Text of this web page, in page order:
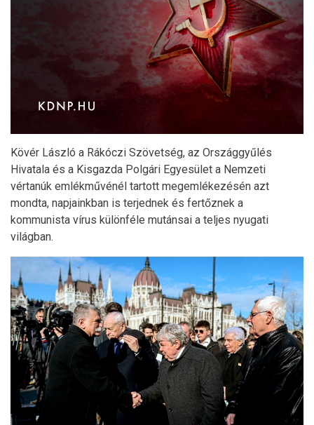
Kövér László a Rákóczi Szövetség, az Országgyűlés
Hivatala és a Kisgazda Polgári Egyesület a Nemzeti
vértanúk emlékművénél tartott megemlékezésén azt
mondta, napjainkban is terjednek és fertőznek a
kommunista vírus különféle mutánsai a teljes nyugati
világban.